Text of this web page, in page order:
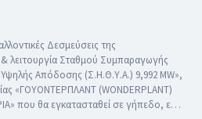
Δεσμεύσεις της
λειτουργία Σταθμού Συμπαραγωγής
Απόδοσης (Σ.Η.Θ.Υ.Α.) 9,992 MW»,
«ΓΟΥΟΝΤΕΡΠΛΑΝΤ (WONDERPLANT)
που θα εγκατασταθεί σε γήπεδο, ε…